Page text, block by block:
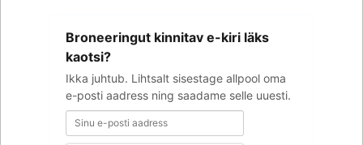
Broneeringut kinnitav e-kiri läks
kaotsi?
Ikka juhtub. Lihtsalt sisestage allpool oma
e-posti aadress ning saadame selle uuesti.
aadress